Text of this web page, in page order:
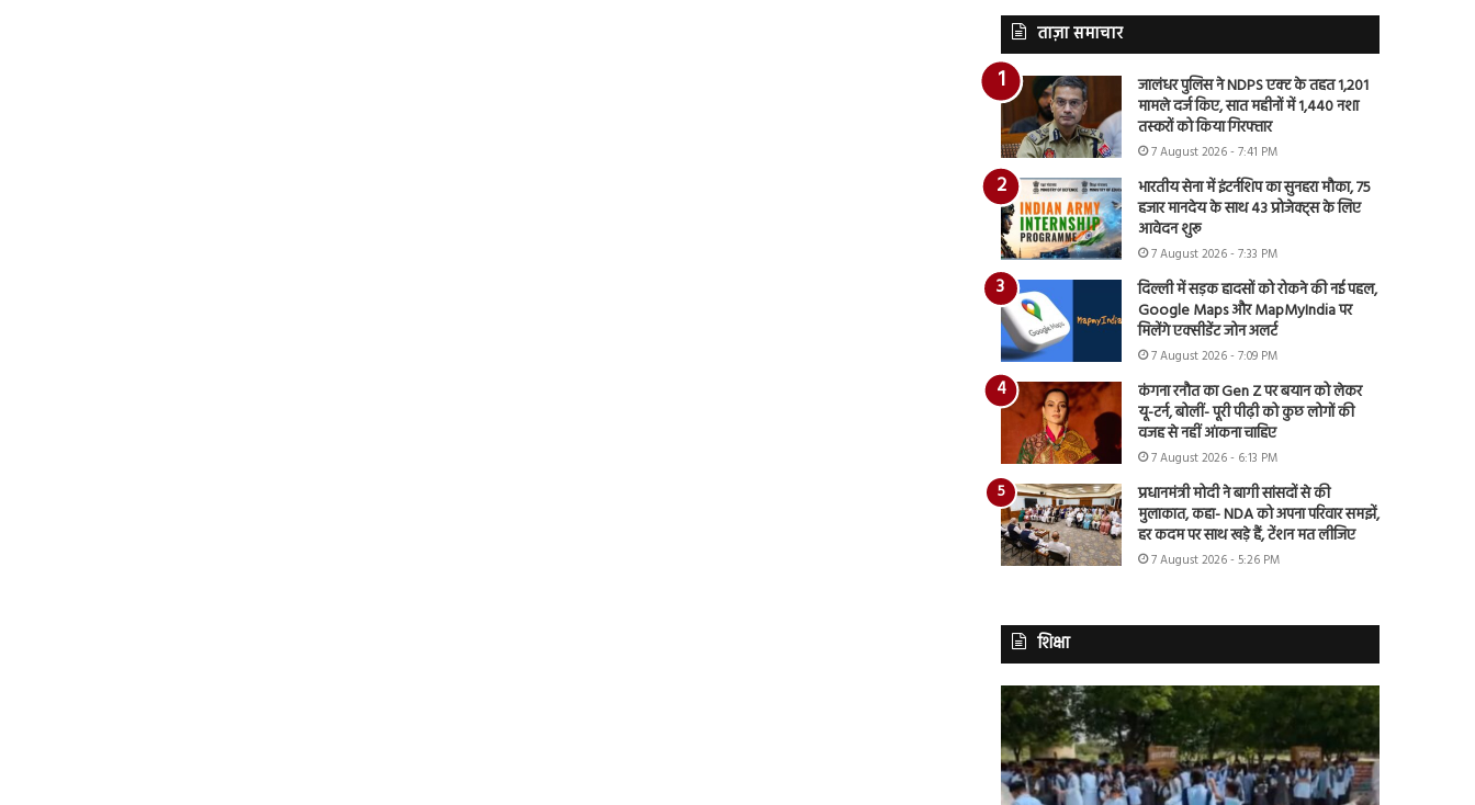
ताज़ा समाचार
जालंधर पुलिस ने NDPS एक्ट के तहत 1,201
मामले दर्ज किए, सात महीनों में 1,440 नशा
तस्करों को किया गिरफ्तार
7 August 2026 - 7:41 PM
भारतीय सेना में इंटर्नशिप का सुनहरा मौका, 75
हजार मानदेय के साथ 43 प्रोजेक्ट्स के लिए
आवेदन शुरू
7 August 2026 - 7:33 PM
दिल्ली में सड़क हादसों को रोकने की नई पहल,
Google Maps और MapMyIndia पर
मिलेंगे एक्सीडेंट जोन अलर्ट
7 August 2026 - 7:09 PM
कंगना रनौत का Gen Z पर बयान को लेकर
यू-टर्न, बोलीं- पूरी पीढ़ी को कुछ लोगों की
वजह से नहीं आंकना चाहिए
7 August 2026 - 6:13 PM
प्रधानमंत्री मोदी ने बागी सांसदों से की
मुलाकात, कहा- NDA को अपना परिवार समझें,
हर कदम पर साथ खड़े हैं, टेंशन मत लीजिए
7 August 2026 - 5:26 PM
शिक्षा